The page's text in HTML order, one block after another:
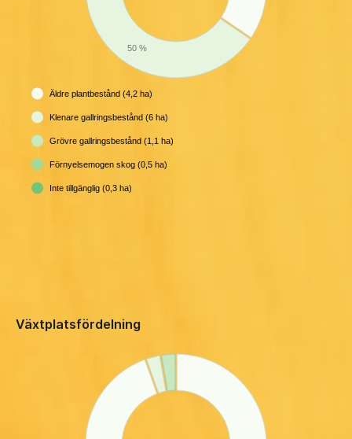
50 %
Äldre plantbestånd (4,2 ha)
Klenare gallringsbestånd (6 ha)
Grövre gallringsbestånd (1,1 ha)
Förnyelsemogen skog (0,5 ha)
Inte tillgänglig (0,3 ha)
Växtplatsfördelning